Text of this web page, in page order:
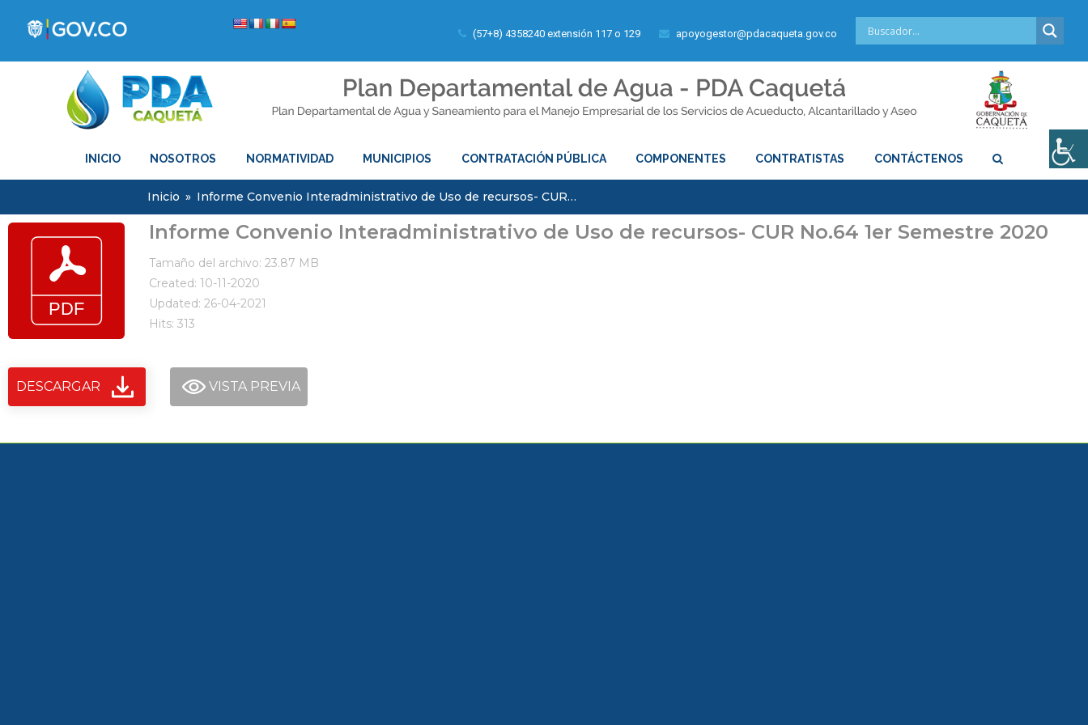
(57+8) 4358240 extensión 117 o 129 apoyogestor@pdacaqueta.gov.co
INICIO NOSOTROS NORMATIVIDAD MUNICIPIOS CONTRATACIÓN PÚBLICA COMPONENTES CONTRATISTAS CONTÁCTENOS
Inicio » Informe Convenio Interadministrativo de Uso de recursos- CUR…
Informe Convenio Interadministrativo de Uso de recursos- CUR No.64 1er Semestre 2020
Tamaño del archivo: 23.87 MB
Created: 10-11-2020
Updated: 26-04-2021
Hits: 313
DESCARGAR VISTA PREVIA